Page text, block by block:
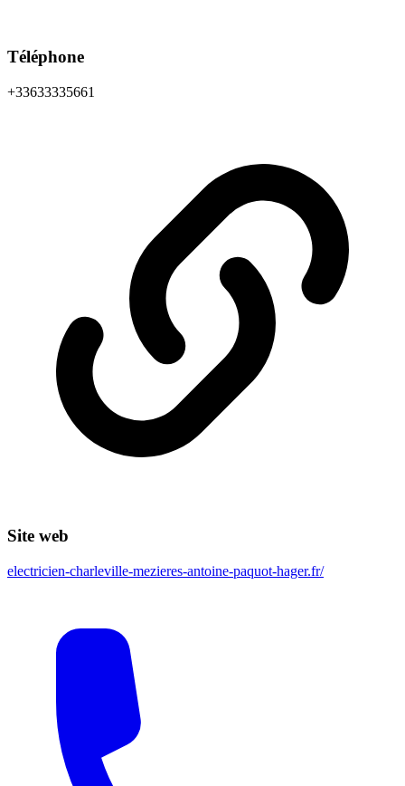
Téléphone
+33633335661
Site web
electricien-charleville-mezieres-antoine-paquot-hager.fr/